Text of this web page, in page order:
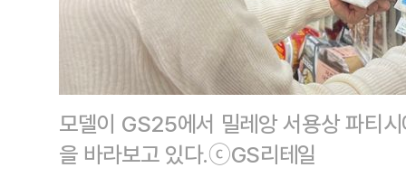
모델이 GS25에서 밀레앙 서용상 파티
을 바라보고 있다.ⓒGS리테일